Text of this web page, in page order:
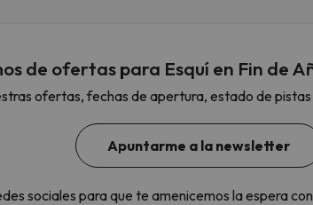
el norte. En cuanto encuentre su brújula vuelve.
de ofertas para Esquí en Fin de
ofertas, fechas de apertura, estado de
Apuntarme a la newsletter
sociales para que te amenicemos la espera